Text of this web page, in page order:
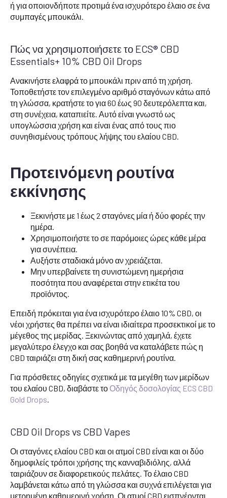
ή για οποιονδήποτε προτιμά ένα ισχυρότερο έλαιο σε ένα
συμπαγές μπουκάλι.
Πώς να χρησιμοποιήσετε το ECS® CBD
Essentials+ 10% CBD Oil Drops
Ανακινήστε ελαφρά το μπουκάλι πριν από τη χρήση.
Τοποθετήστε τον επιλεγμένο αριθμό σταγόνων κάτω από
τη γλώσσα, κρατήστε το για 60 έως 90 δευτερόλεπτα και,
στη συνέχεια, καταπιείτε. Αυτό είναι γνωστό ως
υπογλώσσια χρήση και είναι ένας από τους πιο
συνηθισμένους τρόπους λήψης του ελαίου CBD.
Προτεινόμενη ρουτίνα
εκκίνησης
Ξεκινήστε με 1 έως 2 σταγόνες μία ή δύο φορές την
ημέρα.
Χρησιμοποιήστε το σε παρόμοιες ώρες κάθε μέρα
για συνέπεια.
Αυξήστε σταδιακά μόνο αν χρειάζεται.
Μην υπερβαίνετε τη συνιστώμενη ημερήσια
ποσότητα που αναφέρεται στην ετικέτα του
προϊόντος.
Επειδή πρόκειται για ένα ισχυρότερο έλαιο 10% CBD, οι
νέοι χρήστες θα πρέπει να είναι ιδιαίτερα προσεκτικοί με το
μέγεθος της μερίδας. Ξεκινώντας από χαμηλά, έχετε
μεγαλύτερο έλεγχο και σας βοηθά να καταλάβετε πώς η
CBD ταιριάζει στη δική σας καθημερινή ρουτίνα.
Για πρόσθετες οδηγίες σχετικά με τα μεγέθη των μερίδων
του ελαίου CBD, διαβάστε τοΟδηγός δοσολογίας ECS CBD
Gold Drops.
CBD Oil Drops vs CBD Vapes
Οι σταγόνες ελαίου CBD και οι ατμοί CBD είναι και οι δύο
δημοφιλείς τρόποι χρήσης της κανναβιδιόλης, αλλά
ταιριάζουν σε διαφορετικούς πελάτες. Το έλαιο CBD
λαμβάνεται κάτω από τη γλώσσα και συχνά επιλέγεται για
μετρημένη καθημερινή χρήση. Οι ατμοί CBD εισπνέονται